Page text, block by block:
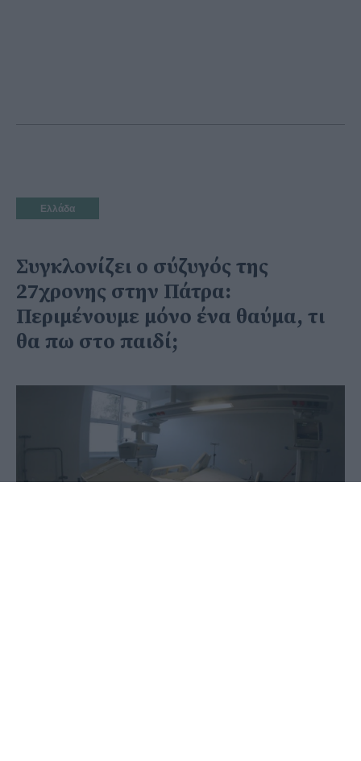
Ελλάδα
Συγκλονίζει ο σύζυγός της
27χρονης στην Πάτρα:
Περιμένουμε μόνο ένα θαύμα, τι
θα πω στο παιδί;